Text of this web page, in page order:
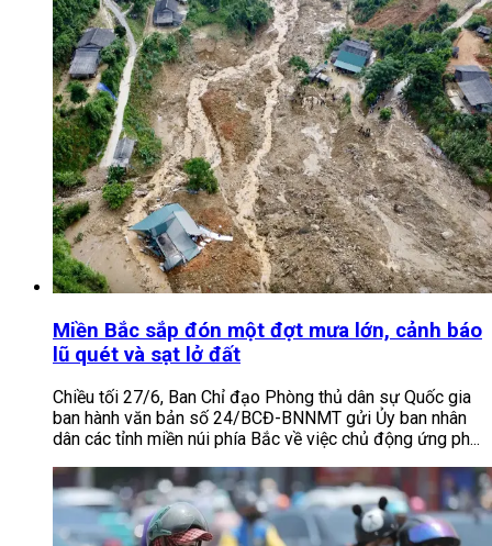
Miền Bắc sắp đón một đợt mưa lớn, cảnh báo
lũ quét và sạt lở đất
Chiều tối 27/6, Ban Chỉ đạo Phòng thủ dân sự Quốc gia
ban hành văn bản số 24/BCĐ-BNNMT gửi Ủy ban nhân
dân các tỉnh miền núi phía Bắc về việc chủ động ứng ph...